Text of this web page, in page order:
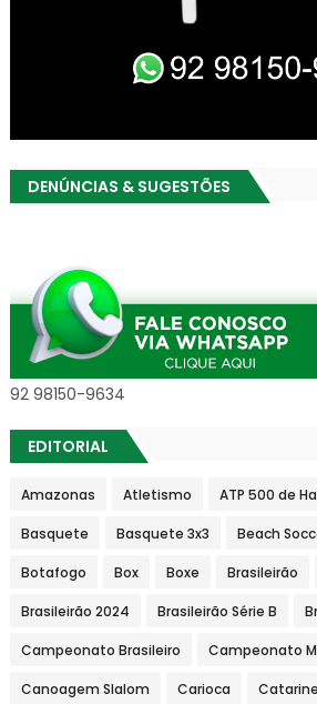
DENÚNCIAS & SUGESTÕES
92 98150-9634
EDITORIAL
Amazonas Atletismo ATP 500 de
Basquete Basquete 3x3 Beach
Botafogo Box Boxe Brasileirão
Brasileirão 2024 Brasileirão Série B
Campeonato Brasileiro Campeonato
Canoagem Slalom Carioca